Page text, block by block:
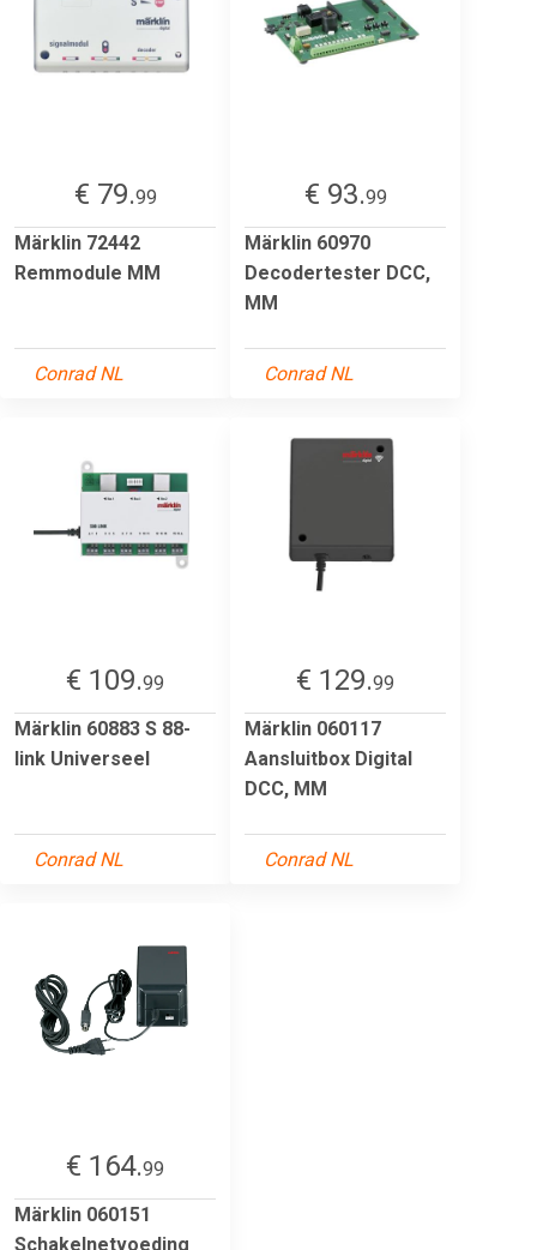
€ 79.99
Märklin 72442
Remmodule MM
Conrad NL
€ 93.99
Märklin 60970
Decodertester DCC,
MM
Conrad NL
€ 109.99
Märklin 60883 S 88-
link Universeel
Conrad NL
€ 129.99
Märklin 060117
Aansluitbox Digital
DCC, MM
Conrad NL
€ 164.99
Märklin 060151
Schakelnetvoeding